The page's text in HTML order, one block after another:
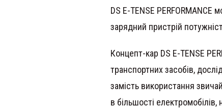
DS E-TENSE
зарядний пристрій
Концепт-кар DS E-TENSE
транспортних засобів,
замість використання
в більшості